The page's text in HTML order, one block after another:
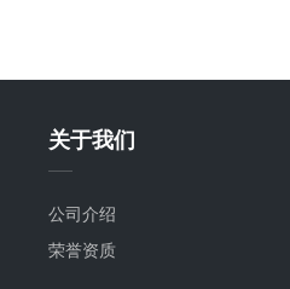
关于我们
公司介绍
荣誉资质